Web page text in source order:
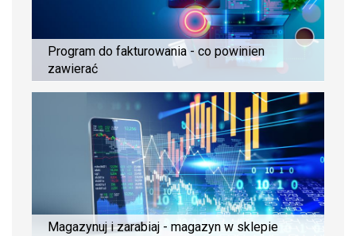
Program do fakturowania - co powinien
zawierać
Magazynuj i zarabiaj - magazyn w sklepie